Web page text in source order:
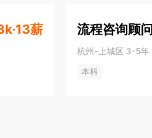
薪 流程咨询顾问
杭州-上城区 3-5年
本科